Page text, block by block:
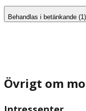
Behandlas i betänkande (1)
Övrigt om